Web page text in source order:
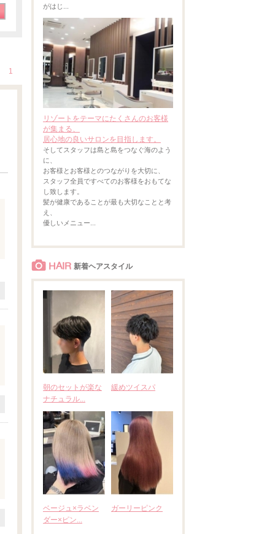
1
がはじ...
リゾートをテーマにたくさんのお客様
が集まる、
居心地の良いサロンを目指します。
そしてスタッフは島と島をつなぐ海のよう
に、
お客様とお客様とのつながりを大切に、
スタッフ全員ですべてのお客様をおもてな
し致します。
髪が健康であることが最も大切なことと考
え、
優しいメニュー...
HAIR 新着ヘアスタイル
朝のセットが楽な
ナチュラル...
緩めツイスパ
ベージュ×ラベン
ダー×ピン...
ガーリーピンク